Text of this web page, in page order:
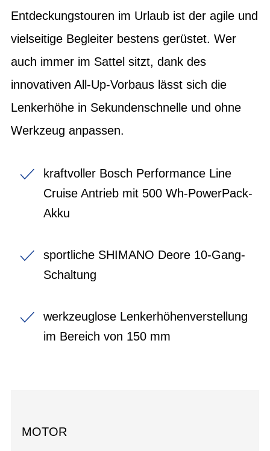
Entdeckungstouren im Urlaub ist der agile und
vielseitige Begleiter bestens gerüstet. Wer
auch immer im Sattel sitzt, dank des
innovativen All-Up-Vorbaus lässt sich die
Lenkerhöhe in Sekundenschnelle und ohne
Werkzeug anpassen.
kraftvoller Bosch Performance Line
Cruise Antrieb mit 500 Wh-PowerPack-
Akku
sportliche SHIMANO Deore 10-Gang-
Schaltung
werkzeuglose Lenkerhöhenverstellung
im Bereich von 150 mm
MOTOR